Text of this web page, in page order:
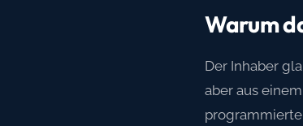
Warum
Der Inhaber
aber aus